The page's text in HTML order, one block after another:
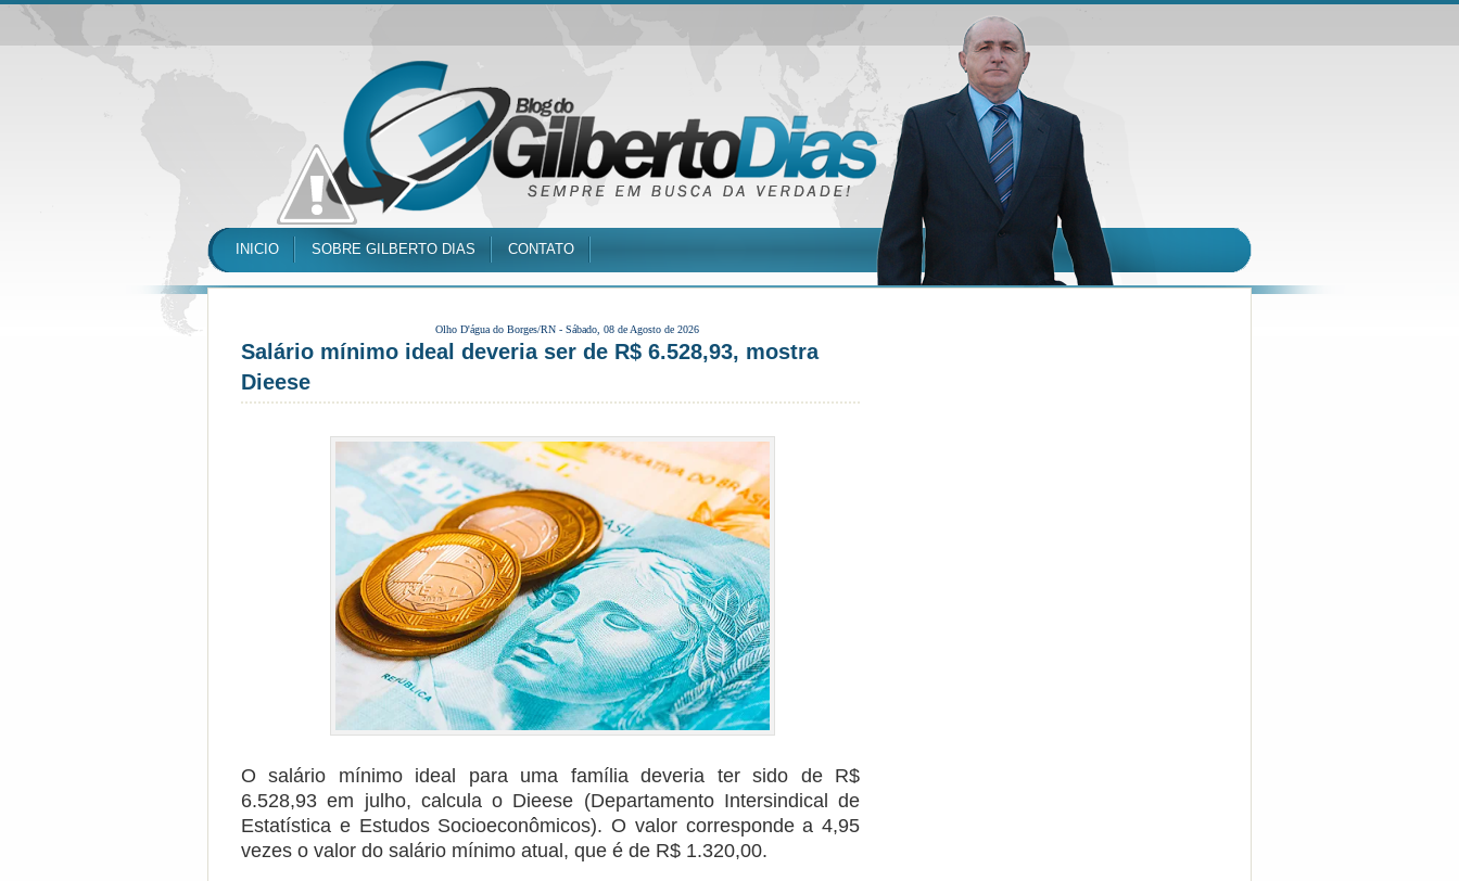
INICIO SOBRE GILBERTO DIAS CONTATO
Olho D'água do Borges/RN - Sábado, 08 de Agosto de 2026
Salário mínimo ideal deveria ser de R$ 6.528,93, mostra
Dieese
O salário mínimo ideal para uma família deveria ter sido de R$
6.528,93 em julho, calcula o Dieese (Departamento Intersindical de
Estatística e Estudos Socioeconômicos). O valor corresponde a 4,95
vezes o valor do salário mínimo atual, que é de R$ 1.320,00.